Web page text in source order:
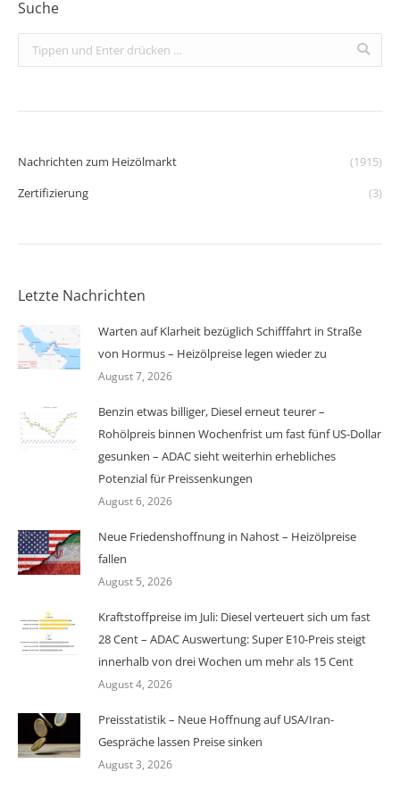
Suche
Search:
Nachrichten zum Heizölmarkt
(1915)
Zertifizierung
(3)
Letzte Nachrichten
Warten auf Klarheit bezüglich Schifffahrt in Straße
von Hormus – Heizölpreise legen wieder zu
August 7, 2026
Benzin etwas billiger, Diesel erneut teurer –
Rohölpreis binnen Wochenfrist um fast fünf US-Dollar
gesunken – ADAC sieht weiterhin erhebliches
Potenzial für Preissenkungen
August 6, 2026
Neue Friedenshoffnung in Nahost – Heizölpreise
fallen
August 5, 2026
Kraftstoffpreise im Juli: Diesel verteuert sich um fast
28 Cent – ADAC Auswertung: Super E10-Preis steigt
innerhalb von drei Wochen um mehr als 15 Cent
August 4, 2026
Preisstatistik – Neue Hoffnung auf USA/Iran-
Gespräche lassen Preise sinken
August 3, 2026